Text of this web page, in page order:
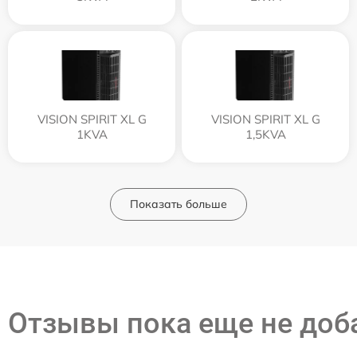
VISION SPIRIT XL G
1KVA
VISION SPIRIT XL G
1,5KVA
Показать больше
Отзывы пока еще не